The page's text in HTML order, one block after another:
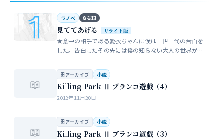
ラノベ 🔒 有料
見ててあげる リライト版
★意中の相手である愛衣ちゃんに僕は一世一代の告白を
した。告白したその先には僕の知らない大人の世界が待
る常識。。。…
📖
🗄 アーカイブ 小説
Killing Park Ⅱ ブランコ遊戯（4）
2012年11月20日
📖
🗄 アーカイブ 小説
Killing Park Ⅱ ブランコ遊戯（3）